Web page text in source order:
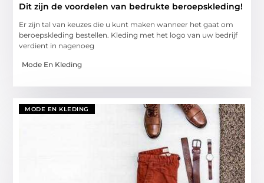
Dit zijn de voordelen van bedrukte beroepskleding!
Er zijn tal van keuzes die u kunt maken wanneer het gaat om
beroepskleding bestellen. Kleding met het logo van uw bedrijf
verdient in nagenoeg
Mode En Kleding
MODE EN KLEDING